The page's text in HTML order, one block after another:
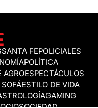
SANTA FEPOLICIALES
POLÍTICA
AGROESPECTÁCULOS
ESTILO DE VIDA
GAMING